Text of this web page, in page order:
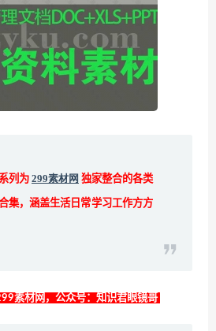
系列为 299素材网 独家整合的各类
集，涵盖生活日常学习工作方方
素材网，公众号：知识君眼镜哥